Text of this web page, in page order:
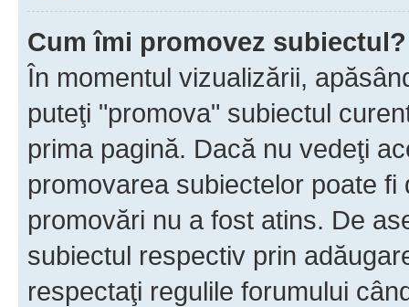
Cum îmi promovez subiectul?
În momentul vizualizării,
puteţi "promova" subiectul
prima pagină. Dacă nu vedeţi
promovarea subiectelor poate
promovări nu a fost atins. De
subiectul respectiv prin
respectaţi regulile forumului